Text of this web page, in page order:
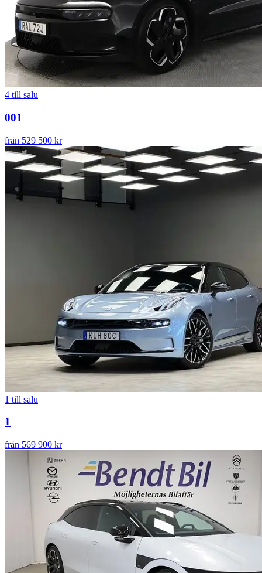
4 till salu
001
från 529 500 kr
1 till salu
1
från 569 900 kr